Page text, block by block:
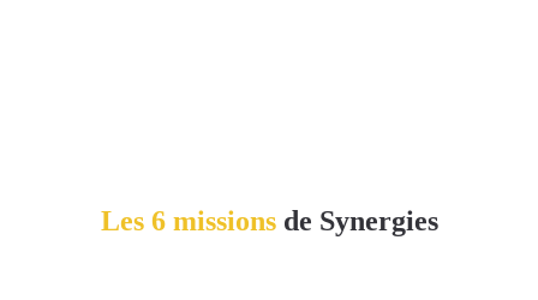
Les 6 missionsde Synergies